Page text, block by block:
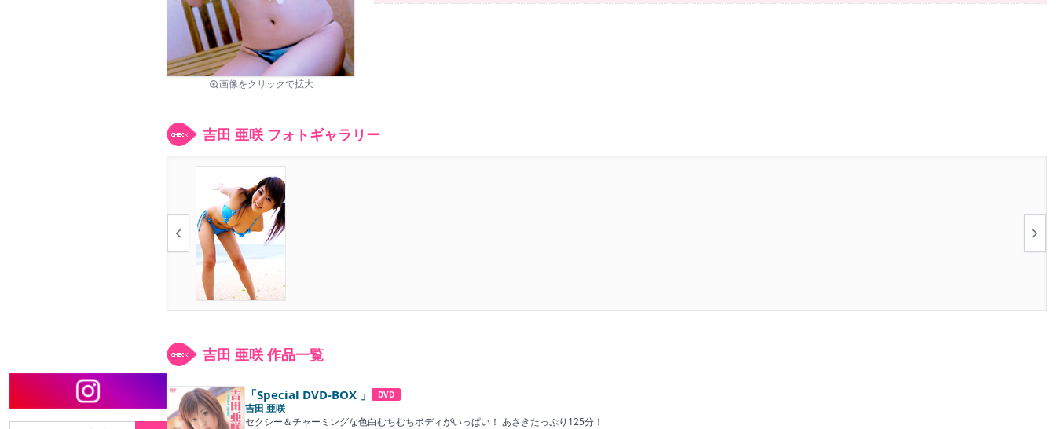
画像をクリックで拡大
吉田 亜咲 フォトギャラリー
吉田 亜咲 作品一覧
「Special DVD-BOX 」 DVD
吉田 亜咲
セクシー＆チャーミングな色白むちむちボディがいっぱい！ あさきたっぷり125分！